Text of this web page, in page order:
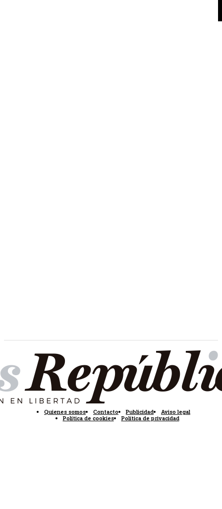
Quienes somos Contacto Publicidad
Aviso legal
Política de cookies
Política de privacidad